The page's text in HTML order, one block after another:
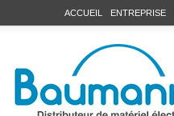
ACCUEIL ENTREPRISE